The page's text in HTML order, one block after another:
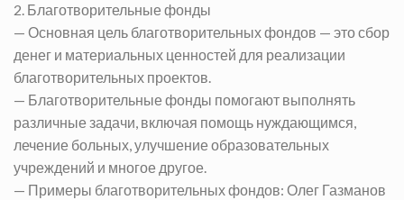
2. Благотворительные фонды
— Основная цель благотворительных фондов — это сбор
денег и материальных ценностей для реализации
благотворительных проектов.
— Благотворительные фонды помогают выполнять
различные задачи, включая помощь нуждающимся,
лечение больных, улучшение образовательных
учреждений и многое другое.
— Примеры благотворительных фондов: Олег Газманов